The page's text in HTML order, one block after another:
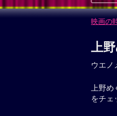
映画の
上
ウエノ
上野
をチェ